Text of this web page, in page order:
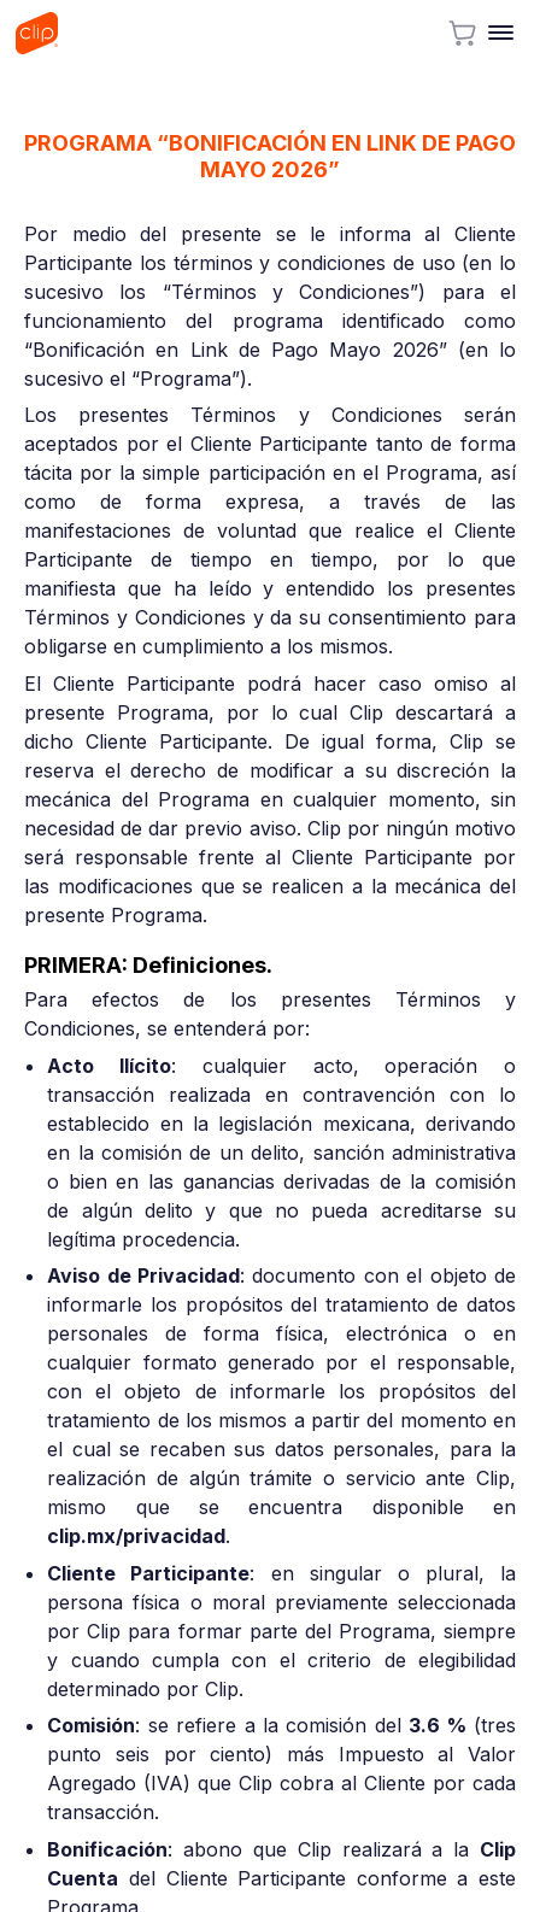
PROGRAMA “BONIFICACIÓN EN LINK DE PAGO
MAYO 2026”
Por medio del presente se le informa al Cliente
Participante los términos y condiciones de uso (en lo
sucesivo los “Términos y Condiciones”) para el
funcionamiento del programa identificado como
“Bonificación en Link de Pago Mayo 2026” (en lo
sucesivo el “Programa”).
Los presentes Términos y Condiciones serán
aceptados por el Cliente Participante tanto de forma
tácita por la simple participación en el Programa, así
como de forma expresa, a través de las
manifestaciones de voluntad que realice el Cliente
Participante de tiempo en tiempo, por lo que
manifiesta que ha leído y entendido los presentes
Términos y Condiciones y da su consentimiento para
obligarse en cumplimiento a los mismos.
El Cliente Participante podrá hacer caso omiso al
presente Programa, por lo cual Clip descartará a
dicho Cliente Participante. De igual forma, Clip se
reserva el derecho de modificar a su discreción la
mecánica del Programa en cualquier momento, sin
necesidad de dar previo aviso. Clip por ningún motivo
será responsable frente al Cliente Participante por
las modificaciones que se realicen a la mecánica del
presente Programa.
PRIMERA: Definiciones.
Para efectos de los presentes Términos y
Condiciones, se entenderá por:
Acto Ilícito: cualquier acto, operación o
transacción realizada en contravención con lo
establecido en la legislación mexicana, derivando
en la comisión de un delito, sanción administrativa
o bien en las ganancias derivadas de la comisión
de algún delito y que no pueda acreditarse su
legítima procedencia.
Aviso de Privacidad: documento con el objeto de
informarle los propósitos del tratamiento de datos
personales de forma física, electrónica o en
cualquier formato generado por el responsable,
con el objeto de informarle los propósitos del
tratamiento de los mismos a partir del momento en
el cual se recaben sus datos personales, para la
realización de algún trámite o servicio ante Clip,
mismo que se encuentra disponible en
clip.mx/privacidad.
Cliente Participante: en singular o plural, la
persona física o moral previamente seleccionada
por Clip para formar parte del Programa, siempre
y cuando cumpla con el criterio de elegibilidad
determinado por Clip.
Comisión: se refiere a la comisión del 3.6 % (tres
punto seis por ciento) más Impuesto al Valor
Agregado (IVA) que Clip cobra al Cliente por cada
transacción.
Bonificación: abono que Clip realizará a la Clip
Cuenta del Cliente Participante conforme a este
Programa.